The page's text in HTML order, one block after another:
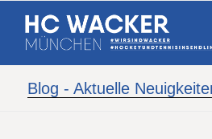
Blog - Aktuelle